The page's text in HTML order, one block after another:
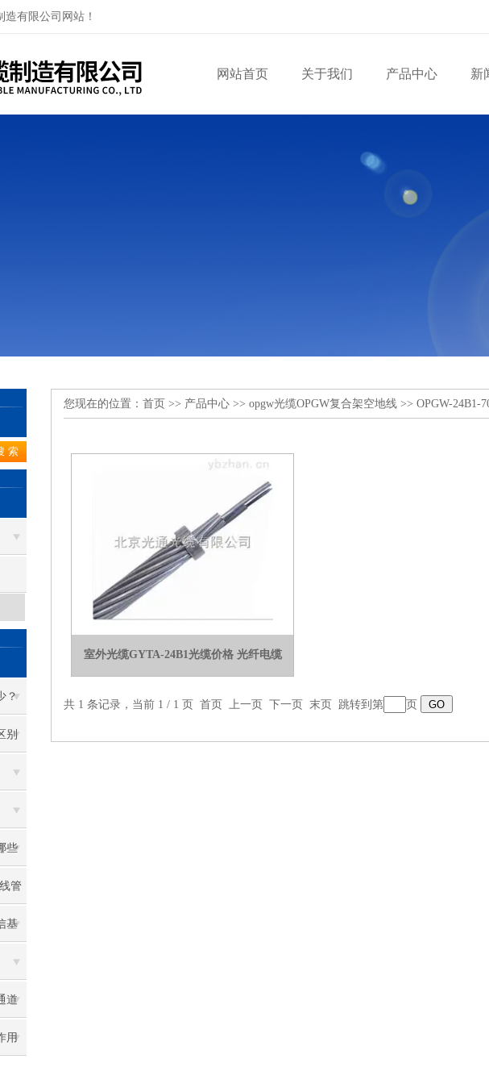
有限公司网站！
网站首页 关于我们 产品中心 新
？
别
些
管
基
道
用
您现在的位置： 首页 >> 产品中心 >> opgw光缆OPGW复合架空地线 >> OPGW-24B1-
室外光缆GYTA-24B1光缆价格 光纤电缆
共 1 条记录，当前 1 / 1 页 首页 上一页 下一页 末页 跳转到第 页